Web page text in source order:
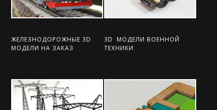
ЖЕЛЕЗНОДОРОЖНЫЕ 3D
МОДЕЛИ НА ЗАКАЗ
3D МОДЕЛИ ВОЕННОЙ
ТЕХНИКИ